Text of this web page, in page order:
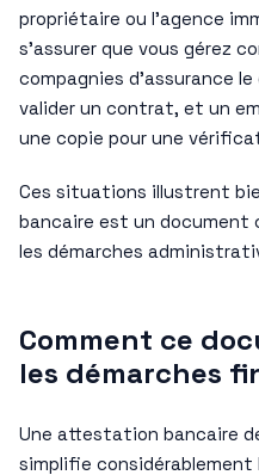
propriétaire ou l’agence
s’assurer que vous gérez
compagnies d’assurance
valider un contrat, et un
une copie pour une
Ces situations illustrent
bancaire est un
les démarches
Comment ce
les démarches
Une attestation bancaire
simplifie considérablement